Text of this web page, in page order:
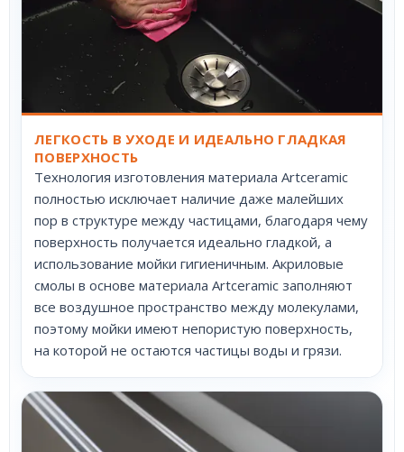
ЛЕГКОСТЬ В УХОДЕ И ИДЕАЛЬНО ГЛАДКАЯ
ПОВЕРХНОСТЬ
Технология изготовления материала Artceramic
полностью исключает наличие даже малейших
пор в структуре между частицами, благодаря чему
поверхность получается идеально гладкой, а
использование мойки гигиеничным. Акриловые
смолы в основе материала Artceramic заполняют
все воздушное пространство между молекулами,
поэтому мойки имеют непористую поверхность,
на которой не остаются частицы воды и грязи.